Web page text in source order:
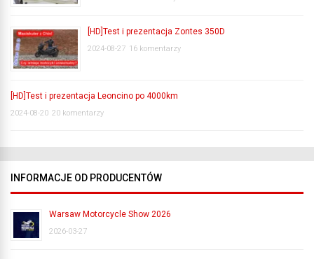
[HD]Test i prezentacja Zontes 350D
2024-08-27 16 komentarzy
[HD]Test i prezentacja Leoncino po 4000km
2024-08-20 20 komentarzy
INFORMACJE OD PRODUCENTÓW
Warsaw Motorcycle Show 2026
2026-03-27